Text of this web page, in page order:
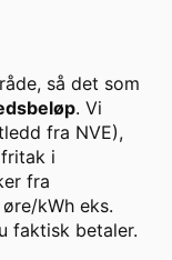
så det som
. Vi
fra NVE),
i
fra
øre/kWh eks.
faktisk betaler.